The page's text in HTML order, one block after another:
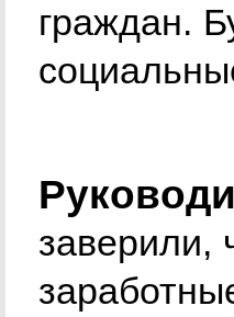
граждан.
заверили,